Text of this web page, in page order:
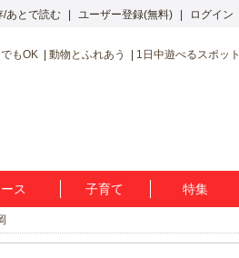
/あとで読む ユーザー登録(無料) ログイン
もOK 動物とふれあう 1日中遊べるスポット
ス 子育て 特集